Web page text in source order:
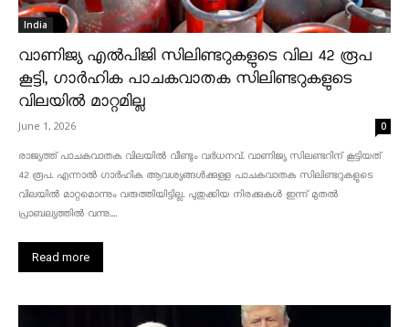
India
വാണിജ്യ എൽപിജി സിലിണ്ടറുകളുടെ വില 42 രൂപ
കൂട്ടി, ഗാർഹിക പാചകവാതക സിലിണ്ടറുകളുടെ
വിലയിൽ മാറ്റമില്ല
June 1, 2026 0
രാജ്യത്ത് പാചകവാതക വിലയിൽ വീണ്ടും വർധനവ്. വാണിജ്യ സിലണ്ടറിന് കൂട്ടിയത്
42 രൂപ. എന്നാൽ ഗാർഹിക ആവശ്യങ്ങൾക്കുള്ള പാചകവാതക സിലിണ്ടറുകളുടെ
വിലയിൽ മാറ്റമൊന്നും വരുത്തിയിട്ടില്ല. പുതുക്കിയ നിരക്കുകൾ ഇന്ന് മുതൽ
പ്രാബല്യത്തിൽ വന്നു....
Read more